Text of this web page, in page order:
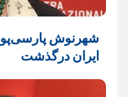
شهرنوش
ایران درگذشت